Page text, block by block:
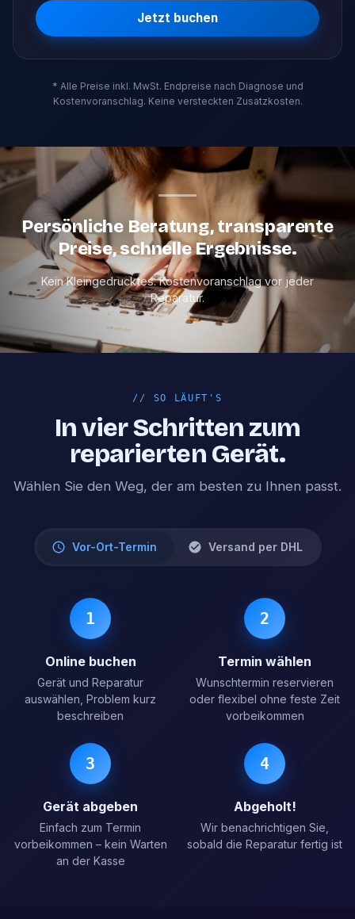
Jetzt buchen
* Alle Preise inkl. MwSt. Endpreise nach Diagnose und
Kostenvoranschlag. Keine versteckten Zusatzkosten.
Persönliche Beratung, transparente
Preise, schnelle Ergebnisse.
Kein Kleingedrucktes. Kostenvoranschlag vor jeder
Reparatur.
// SO LÄUFT'S
In vier Schritten zum
reparierten Gerät.
Wählen Sie den Weg, der am besten zu Ihnen passt.
Vor-Ort-Termin Versand per DHL
1
Online buchen
Gerät und Reparatur
auswählen, Problem kurz
beschreiben
2
Termin wählen
Wunschtermin reservieren
oder flexibel ohne feste Zeit
vorbeikommen
3
Gerät abgeben
Einfach zum Termin
vorbeikommen – kein Warten
an der Kasse
4
Abgeholt!
Wir benachrichtigen Sie,
sobald die Reparatur fertig ist